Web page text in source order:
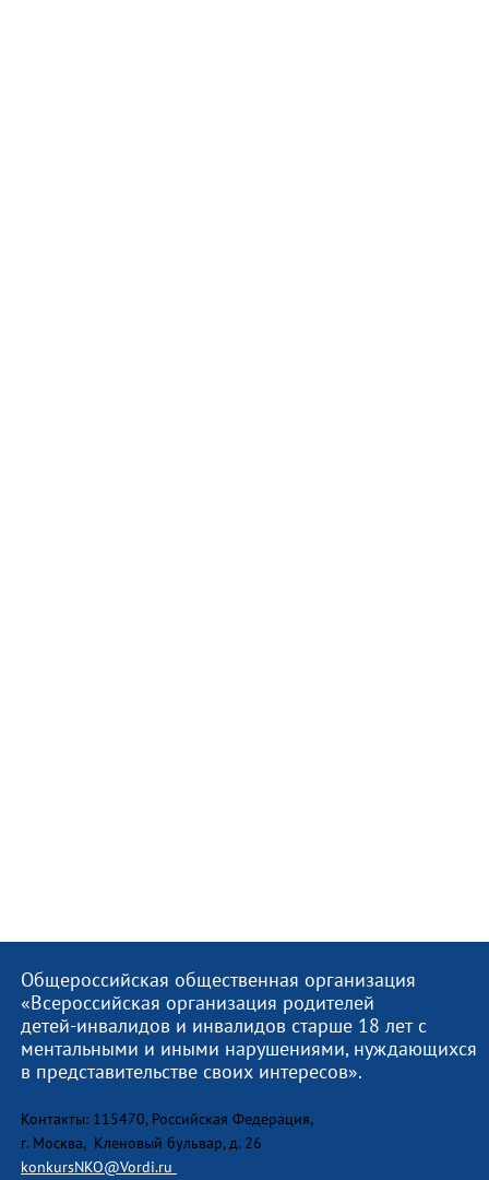
Общероссийская общественная организация
«Всероссийская организация родителей
детей-инвалидов и инвалидов старше 18 лет с
ментальными и иными нарушениями, нуждающихся
в представительстве своих интересов».
Контакты: 115470, Российская Федерация,
г. Москва, Кленовый бульвар, д. 26
konkursNKO@Vordi.ru